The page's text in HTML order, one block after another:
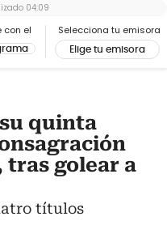
con el Selecciona tu emisora
Elige tu emisora
04:09
quinta
tras golear a
títulos